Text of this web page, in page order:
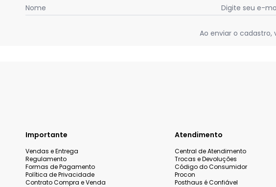
Nome Digite seu e-
Ao enviar o
Importante
Vendas e Entrega
Regulamento
Formas de Pagamento
Política de Privacidade
Contrato Compra e Venda
Atendimento
Central de Atendimento
Trocas e Devoluções
Código do Consumidor
Procon
Posthaus é Confiável